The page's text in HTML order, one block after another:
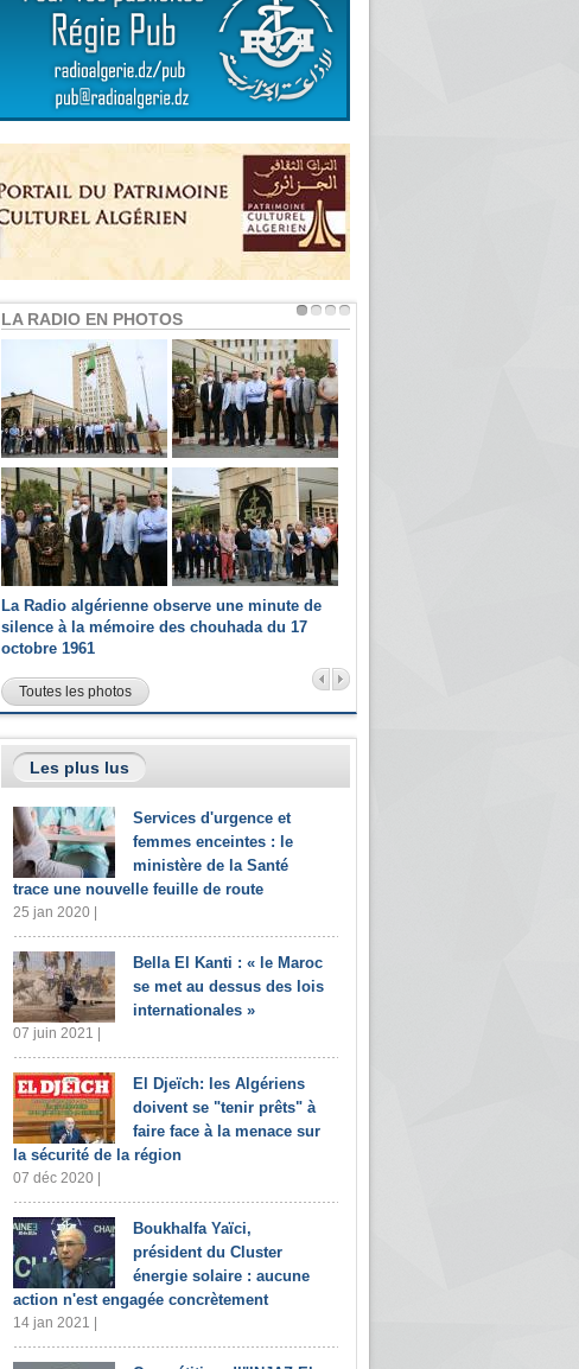
LA RADIO EN PHOTOS
La Radio algérienne observe une minute de
silence à la mémoire des chouhada du 17
octobre 1961
Toutes les photos
Les plus lus
Services d'urgence et
femmes enceintes : le
ministère de la Santé
trace une nouvelle feuille de route
25 jan 2020 |
Bella El Kanti : « le Maroc
se met au dessus des lois
internationales »
07 juin 2021 |
El Djeïch: les Algériens
doivent se "tenir prêts" à
faire face à la menace sur
la sécurité de la région
07 déc 2020 |
Boukhalfa Yaïci,
président du Cluster
énergie solaire : aucune
action n'est engagée concrètement
14 jan 2021 |